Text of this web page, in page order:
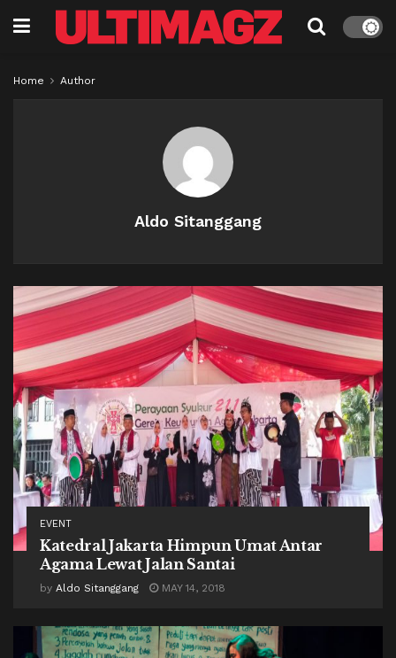
Home Author
Aldo Sitanggang
EVENT
Katedral Jakarta Himpun Umat Antar
Agama Lewat Jalan Santai
by Aldo Sitanggang MAY 14, 2018